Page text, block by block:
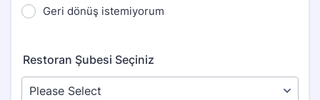
Geri dönüş istemiyorum
Restoran Şubesi Seçiniz